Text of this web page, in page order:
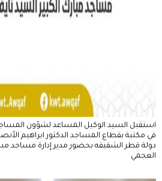
استقبل السيد الوكيل المساعد لشؤون
في مكتبة بقطاع المساجد الدكتور ابراهيم
دولة قطر الشقيقه بحضور مدير إدارة مساجد
العجمي